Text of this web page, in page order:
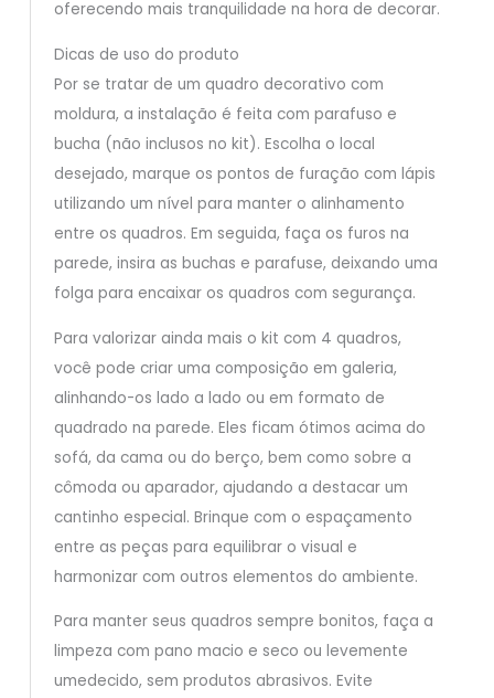
oferecendo mais tranquilidade na hora de decorar.
Dicas de uso do produto
Por se tratar de um quadro decorativo com
moldura, a instalação é feita com parafuso e
bucha (não inclusos no kit). Escolha o local
desejado, marque os pontos de furação com lápis
utilizando um nível para manter o alinhamento
entre os quadros. Em seguida, faça os furos na
parede, insira as buchas e parafuse, deixando uma
folga para encaixar os quadros com segurança.
Para valorizar ainda mais o kit com 4 quadros,
você pode criar uma composição em galeria,
alinhando-os lado a lado ou em formato de
quadrado na parede. Eles ficam ótimos acima do
sofá, da cama ou do berço, bem como sobre a
cômoda ou aparador, ajudando a destacar um
cantinho especial. Brinque com o espaçamento
entre as peças para equilibrar o visual e
harmonizar com outros elementos do ambiente.
Para manter seus quadros sempre bonitos, faça a
limpeza com pano macio e seco ou levemente
umedecido, sem produtos abrasivos. Evite